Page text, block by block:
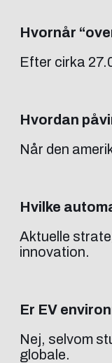
Hvornår
Efter cirka
Hvordan
Når den
Hvilke
Aktuelle
innovation.
Er EV
Nej, selvom
globale.